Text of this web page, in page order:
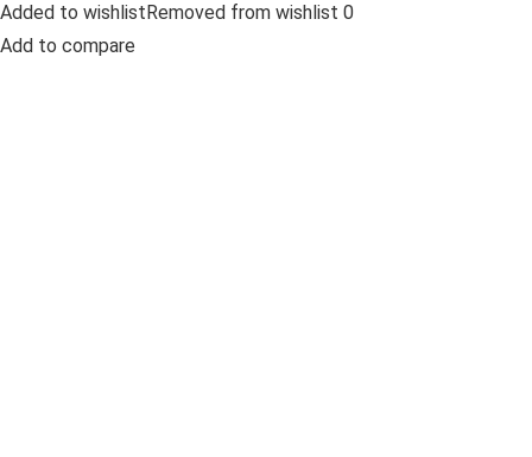
Added to wishlistRemoved from wishlist 0
Add to compare